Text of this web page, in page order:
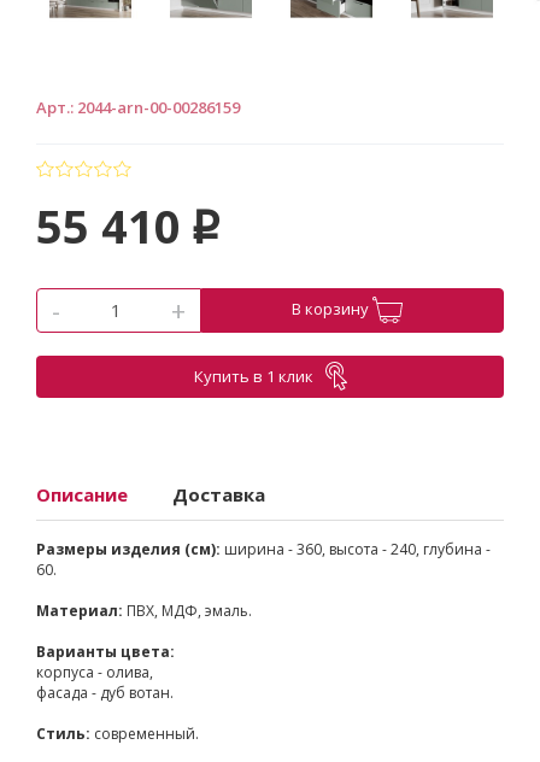
Арт.: 2044-arn-00-00286159
55 410 p
- + В корзину
Купить в 1 клик
Описание Доставка
Размеры изделия (см): ширина - 360, высота - 240, глубина -
60.
Материал: ПВХ, МДФ, эмаль.
Варианты цвета:
корпуса - олива,
фасада - дуб вотан.
Стиль: современный.